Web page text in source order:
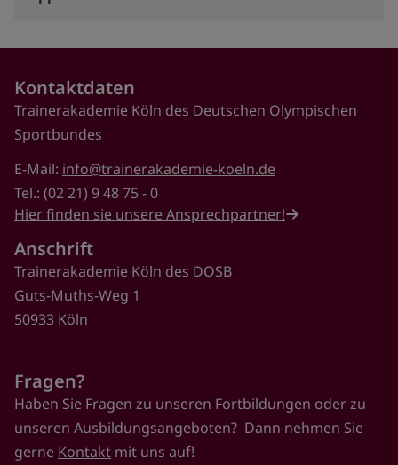
Kontaktdaten
Trainerakademie Köln des Deutschen Olympischen
Sportbundes
E-Mail: info@trainerakademie-koeln.de
Tel.: (02 21) 9 48 75 - 0
Hier finden sie unsere Ansprechpartner!
Anschrift
Trainerakademie Köln des DOSB
Guts-Muths-Weg 1
50933 Köln
Fragen?
Haben Sie Fragen zu unseren Fortbildungen oder zu
unseren Ausbildungsangeboten? Dann nehmen Sie
gerne Kontakt mit uns auf!